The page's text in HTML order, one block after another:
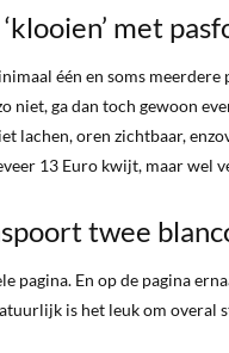
met
één en soms
niet, ga dan toch gewoon
lachen, oren zichtbaar,
13 Euro kwijt, maar wel
twee
pagina. En op de pagina
is het leuk om